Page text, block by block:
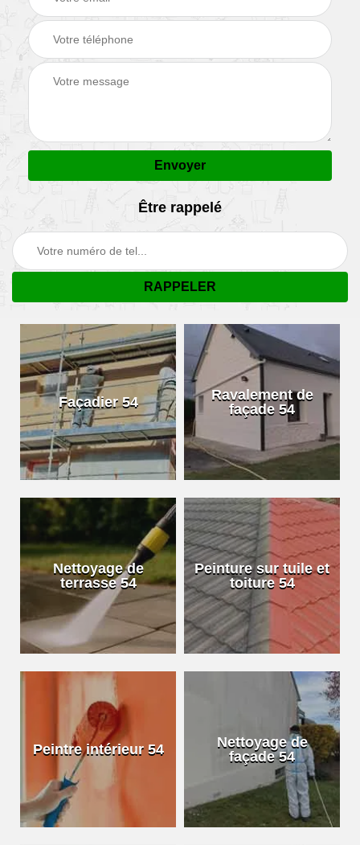
Être rappelé
Façadier 54
Ravalement de
façade 54
Nettoyage de
terrasse 54
Peinture sur tuile et
toiture 54
Peintre intérieur 54
Nettoyage de
façade 54